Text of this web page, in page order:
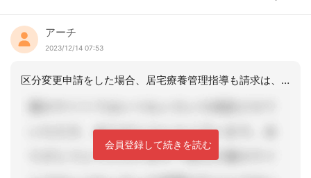
アーチ
2023/12/14 07:53
区分変更申請をした場合、居宅療養管理指導も請求は、関係ないですが、連絡は、してい
会員登録して続きを読む